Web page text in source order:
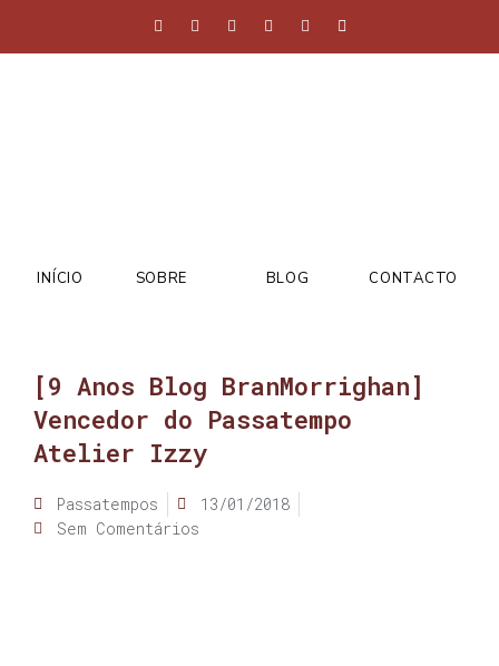
INÍCIO SOBRE BLOG CONTACTO
[9 Anos Blog BranMorrighan]
Vencedor do Passatempo
Atelier Izzy
Passatempos
13/01/2018
Sem Comentários